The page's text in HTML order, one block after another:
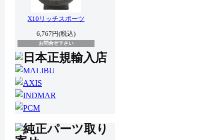
X10リッチスポーツ
6,767円(税込)
お問合せ下さい